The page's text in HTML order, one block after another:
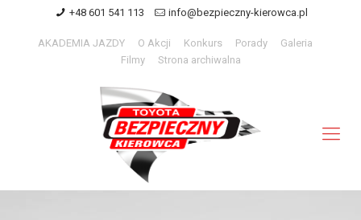
+48 601 541 113 info@bezpieczny-kierowca.pl
AKADEMIA JAZDY O Akcji Konkurs Porady
Galeria
Filmy
Strona archiwalna